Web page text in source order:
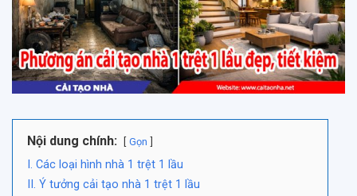
Nội dung chính: Gọn
I. Các loại hình nhà 1 trệt 1 lầu
II. Ý tưởng cải tạo nhà 1 trệt 1 lầu